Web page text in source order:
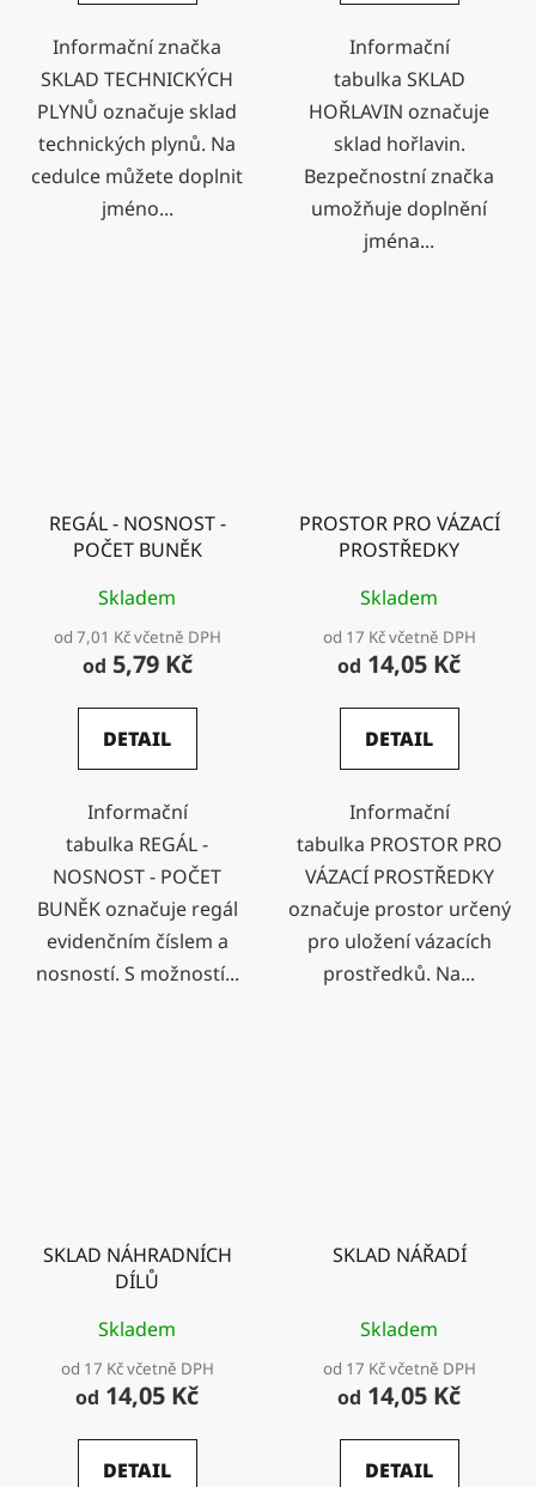
Informační značka
SKLAD TECHNICKÝCH
PLYNŮ označuje sklad
technických plynů. Na
cedulce můžete doplnit
jméno...
Informační
tabulka SKLAD
HOŘLAVIN označuje
sklad hořlavin.
Bezpečnostní značka
umožňuje doplnění
jména...
REGÁL - NOSNOST -
POČET BUNĚK
Skladem
od 7,01 Kč včetně DPH
od 5,79 Kč
DETAIL
Informační
tabulka REGÁL -
NOSNOST - POČET
BUNĚK označuje regál
evidenčním číslem a
nosností. S možností...
PROSTOR PRO VÁZACÍ
PROSTŘEDKY
Skladem
od 17 Kč včetně DPH
od 14,05 Kč
DETAIL
Informační
tabulka PROSTOR PRO
VÁZACÍ PROSTŘEDKY
označuje prostor určený
pro uložení vázacích
prostředků. Na...
SKLAD NÁHRADNÍCH
DÍLŮ
Skladem
od 17 Kč včetně DPH
od 14,05 Kč
DETAIL
SKLAD NÁŘADÍ
Skladem
od 17 Kč včetně DPH
od 14,05 Kč
DETAIL